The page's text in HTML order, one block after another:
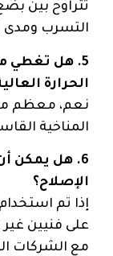
تتراوح بين
التسرب ومدى
5. هل تغطي
الحرارة
نعم، معظم
المناخية
6. هل يمكن
الإصلاح؟
إذا تم
على فنيين
مع الشركات